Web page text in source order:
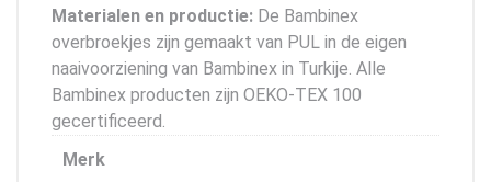
Materialen en productie: De Bambinex
overbroekjes zijn gemaakt van PUL in de eigen
naaivoorziening van Bambinex in Turkije. Alle
Bambinex producten zijn OEKO-TEX 100
gecertificeerd.
Merk